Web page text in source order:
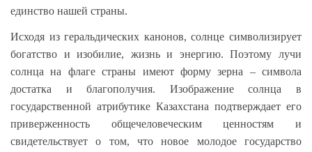
единство нашей страны.
Исходя из геральдических канонов, солнце символизирует
богатство и изобилие, жизнь и энергию. Поэтому лучи
солнца на флаге страны имеют форму зерна – символа
достатка и благополучия. Изображение солнца в
государственной атрибутике Казахстана подтверждает его
приверженность общечеловеческим ценностям и
свидетельствует о том, что новое молодое государство